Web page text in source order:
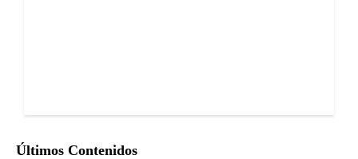
Últimos Contenidos